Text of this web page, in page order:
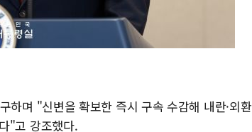
며 "신변을 확보한 즉시 구속 수감해 내란·외환
"고 강조했다.